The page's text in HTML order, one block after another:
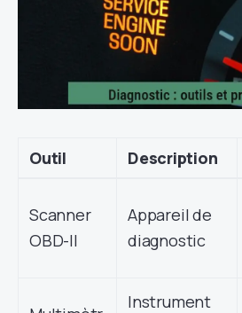
Outil Description
Scanner
OBD-II
Appareil de
diagnostic
Instrument